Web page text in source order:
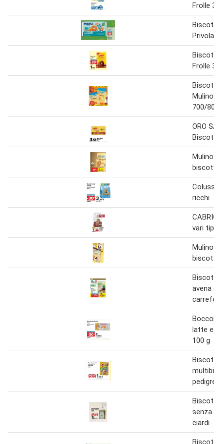
Frolle
Biscotti
Privolat
Biscotti
Frolle
Biscotti
Mulino
700/800
ORO
Biscotti
Mulino
biscotti
Colussi
ricchi
vari tipi
Mulino
biscotti
Biscotti
avena e
latte e
100 g
Biscotti
pedigree
Biscotti
senza
ciardi
Biscotti